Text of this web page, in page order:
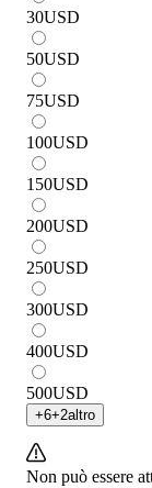
30USD
50USD
75USD
100USD
150USD
200USD
250USD
300USD
400USD
500USD
+6+2altro
Non può essere